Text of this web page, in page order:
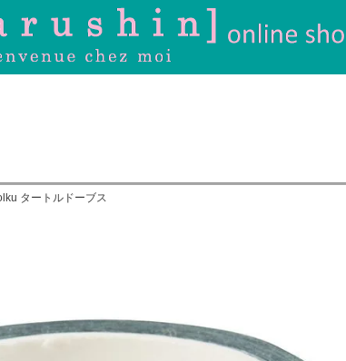
並び順
新着順
古い順
価格が
タートルドーブス